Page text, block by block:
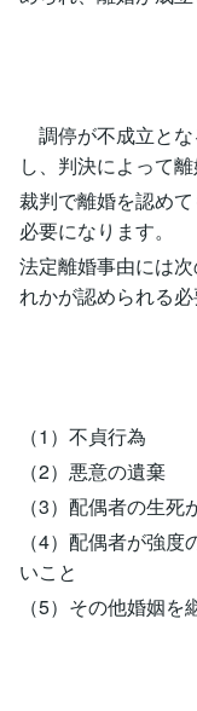
調停が不成立と
し、判決によって
裁判で離婚を認め
必要になります。
法定離婚事由には
れかが認められる必
（1）不貞行為
（2）悪意の遺棄
（3）配偶者の生
（4）配偶者が強
いこと
（5）その他婚姻